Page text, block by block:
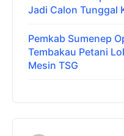
Jadi Calon Tunggal
Pemkab Sumenep
Tembakau Petani
Mesin TSG